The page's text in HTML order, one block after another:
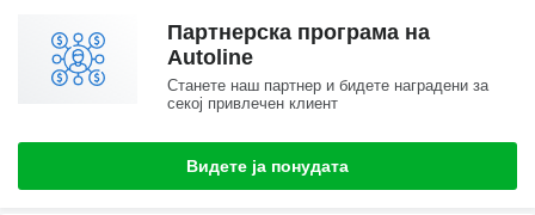
Партнерска програма на
Autoline
Станете наш партнер и бидете наградени за
секој привлечен клиент
Видете ја понудата